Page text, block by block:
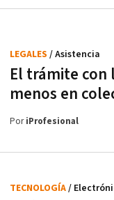
El trámite con
menos en
LEGALES / Asistencia
PoriProfesional
TECNOLOGÍA/